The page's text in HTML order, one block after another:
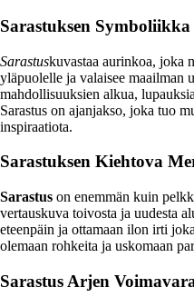
Sarastuksen Symboliikka
Sarastuskuvastaa aurinkoa, joka
yläpuolelle ja valaisee maailman
mahdollisuuksien alkua,
Sarastus on ajanjakso, joka tuo
inspiraatiota.
Sarastuksen Kiehtova
Sarastus on enemmän kuin
vertauskuva toivosta ja uudesta
eteenpäin ja ottamaan ilon irti
olemaan rohkeita ja uskomaan
Sarastus Arjen